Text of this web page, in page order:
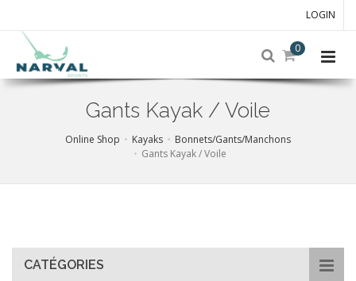
LOGIN
0
Gants Kayak / Voile
Online Shop Kayaks
Bonnets/Gants/Manchons
Gants Kayak / Voile
CATÉGORIES